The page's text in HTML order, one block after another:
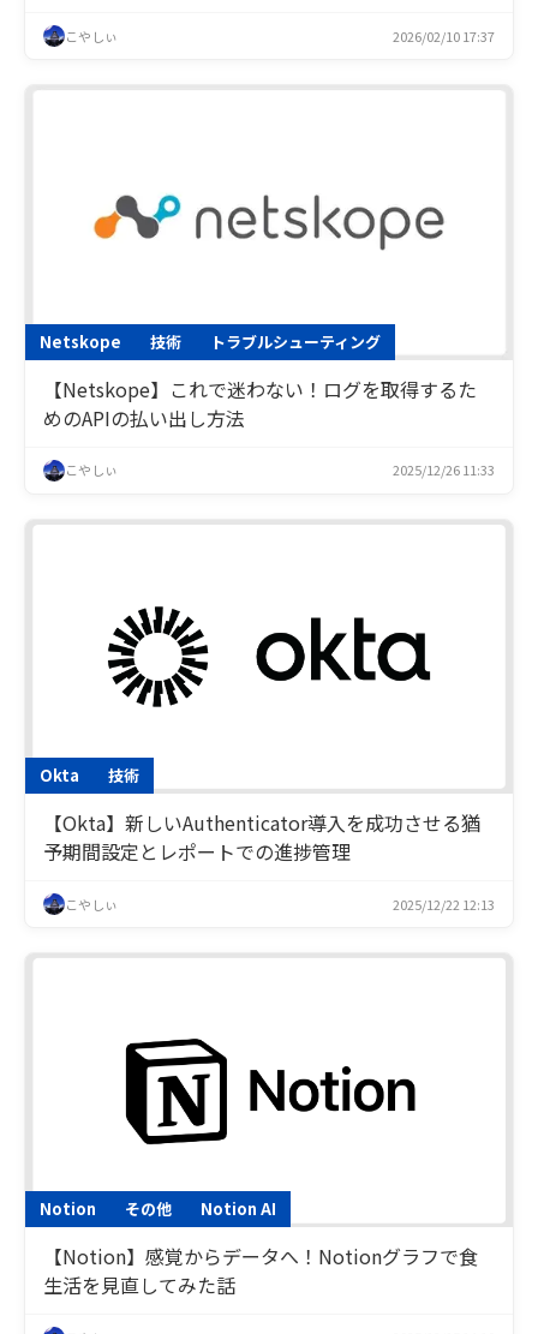
こやしぃ 2026/02/10 17:37
Netskope 技術 トラブルシューティング
【Netskope】これで迷わない！ログを取得するた
めのAPIの払い出し方法
こやしぃ 2025/12/26 11:33
Okta 技術
【Okta】新しいAuthenticator導入を成功させる猶
予期間設定とレポートでの進捗管理
こやしぃ 2025/12/22 12:13
Notion その他 Notion AI
【Notion】感覚からデータへ！Notionグラフで食
生活を見直してみた話